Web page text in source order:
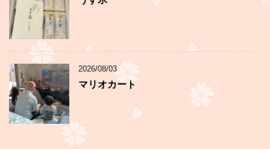
2026/08/03
マリオカート